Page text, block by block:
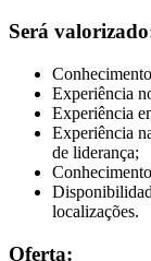
Será
Experiência
Experiência
Experiência
de liderança;
localizações.
Oferta: